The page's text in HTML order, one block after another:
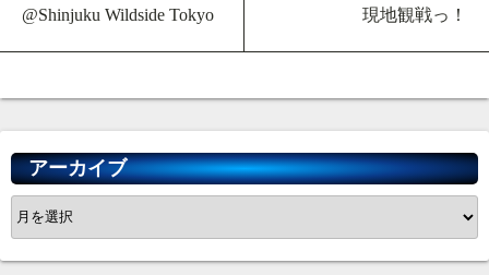
@Shinjuku Wildside Tokyo
現地観戦っ！
アーカイブ
ア
ー
カ